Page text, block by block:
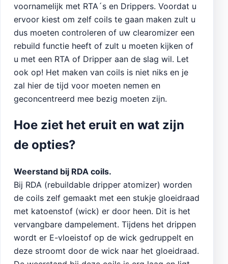
voornamelijk met RTA´s en Drippers. Voordat u
ervoor kiest om zelf coils te gaan maken zult u
dus moeten controleren of uw clearomizer een
rebuild functie heeft of zult u moeten kijken of
u met een RTA of Dripper aan de slag wil. Let
ook op! Het maken van coils is niet niks en je
zal hier de tijd voor moeten nemen en
geconcentreerd mee bezig moeten zijn.
Hoe ziet het eruit en wat zijn
de opties?
Weerstand bij RDA coils.
Bij RDA (rebuildable dripper atomizer) worden
de coils zelf gemaakt met een stukje gloeidraad
met katoenstof (wick) er door heen. Dit is het
vervangbare dampelement. Tijdens het drippen
wordt er E-vloeistof op de wick gedruppelt en
deze stroomt door de wick naar het gloeidraad.